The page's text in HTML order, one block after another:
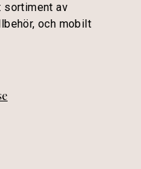
sortiment av
och mobilt